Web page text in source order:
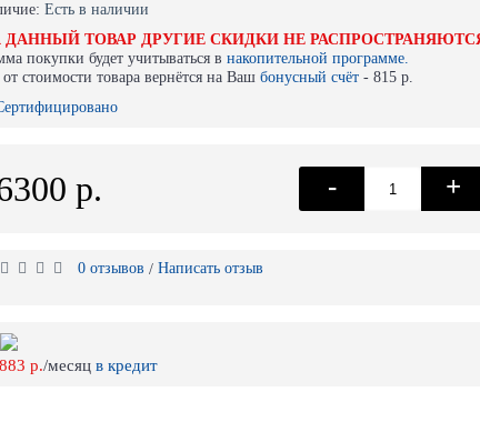
Есть в наличии
ДАННЫЙ ТОВАР ДРУГИЕ СКИДКИ НЕ
покупки будет учитываться в накопительной программе.
стоимости товара вернётся на Ваш бонусный счёт - 815 р.
р. - +
0 отзывов / Написать отзыв
883 р./месяц в кредит